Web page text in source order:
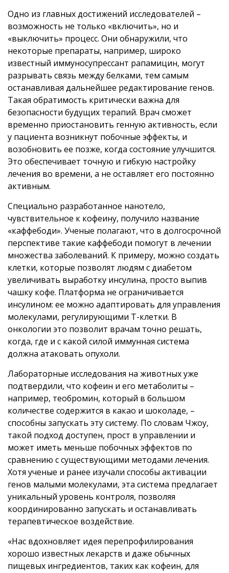
Одно из главных достижений исследователей –
возможность не только «включить», но и
«выключить» процесс. Они обнаружили, что
некоторые препараты, например, широко
известный иммуносупрессант рапамицин, могут
разрывать связь между белками, тем самым
останавливая дальнейшее редактирование генов.
Такая обратимость критически важна для
безопасности будущих терапий. Врач сможет
временно приостановить генную активность, если
у пациента возникнут побочные эффекты, и
возобновить ее позже, когда состояние улучшится.
Это обеспечивает точную и гибкую настройку
лечения во времени, а не оставляет его постоянно
активным.
Специально разработанное нанотело,
чувствительное к кофеину, получило название
«каффебоди». Ученые полагают, что в долгосрочной
перспективе такие каффебоди помогут в лечении
множества заболеваний. К примеру, можно создать
клетки, которые позволят людям с диабетом
увеличивать выработку инсулина, просто выпив
чашку кофе. Платформа не ограничивается
инсулином: ее можно адаптировать для управления
молекулами, регулирующими Т-клетки. В
онкологии это позволит врачам точно решать,
когда, где и с какой силой иммунная система
должна атаковать опухоли.
Лабораторные исследования на животных уже
подтвердили, что кофеин и его метаболиты –
например, теобромин, который в большом
количестве содержится в какао и шоколаде, –
способны запускать эту систему. По словам Чжоу,
такой подход доступен, прост в управлении и
может иметь меньше побочных эффектов по
сравнению с существующими методами лечения.
Хотя ученые и ранее изучали способы активации
генов малыми молекулами, эта система предлагает
уникальный уровень контроля, позволяя
координированно запускать и останавливать
терапевтическое воздействие.
«Нас вдохновляет идея перепрофилирования
хорошо известных лекарств и даже обычных
пищевых ингредиентов, таких как кофеин, для